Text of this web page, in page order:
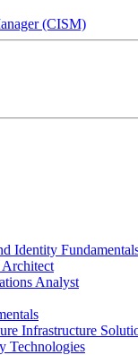
(CISM)
Identity
Analyst
Infrastructure
Technologies